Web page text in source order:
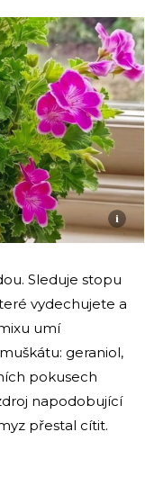
i
Sleduje stopu
vydechujete a
umí
geraniol,
pokusech
napodobující
přestal cítit.